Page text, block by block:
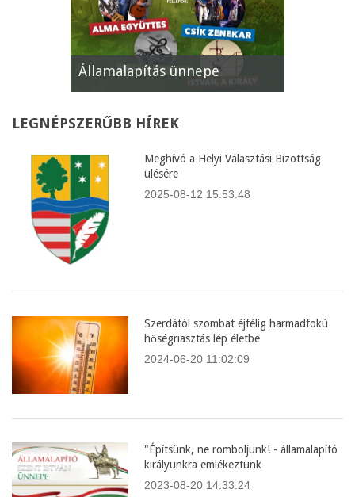
Államalapítás ünnepe
LEGNÉPSZERŰBB HÍREK
Meghívó a Helyi Választási Bizottság
ülésére
2025-08-12 15:53:48
Szerdától szombat éjfélig harmadfokú
hőségriasztás lép életbe
2024-06-20 11:02:09
"Építsünk, ne romboljunk! - államalapító
királyunkra emlékeztünk
2023-08-20 14:33:24